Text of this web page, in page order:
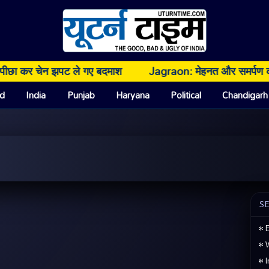
झपट ले गए बदमाश Jagraon: मेहनत और समर्पण को मिला
India Punjab Haryana Political Chandigarh
•
•
•